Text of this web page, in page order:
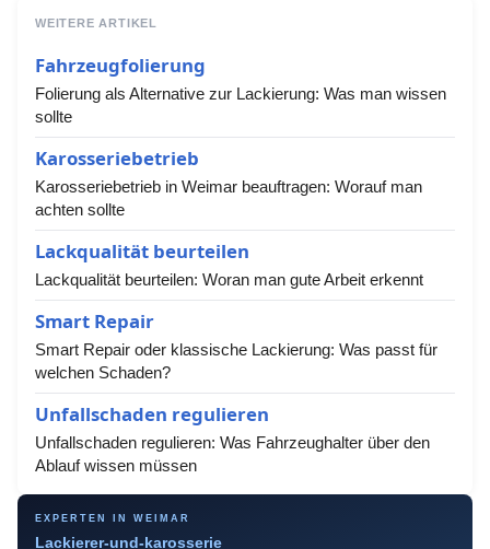
WEITERE ARTIKEL
Fahrzeugfolierung
Folierung als Alternative zur Lackierung: Was man wissen
sollte
Karosseriebetrieb
Karosseriebetrieb in Weimar beauftragen: Worauf man
achten sollte
Lackqualität beurteilen
Lackqualität beurteilen: Woran man gute Arbeit erkennt
Smart Repair
Smart Repair oder klassische Lackierung: Was passt für
welchen Schaden?
Unfallschaden regulieren
Unfallschaden regulieren: Was Fahrzeughalter über den
Ablauf wissen müssen
EXPERTEN IN WEIMAR
Lackierer-und-karosserie